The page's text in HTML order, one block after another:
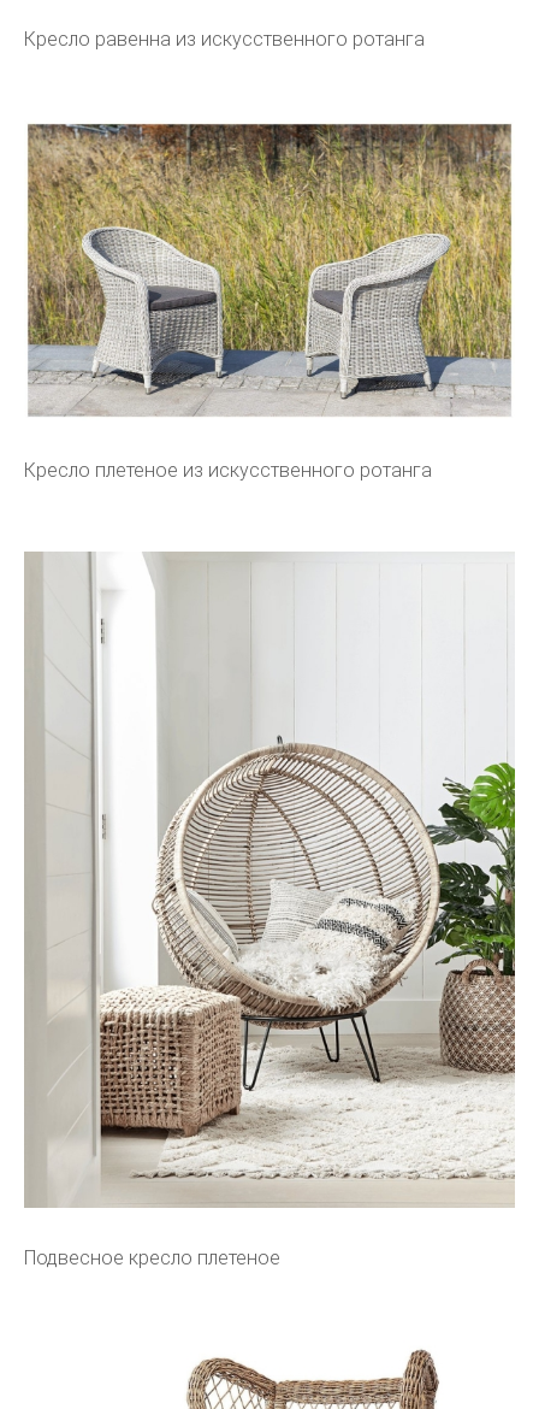
Кресло равенна из искусственного ротанга
Кресло плетеное из искусственного ротанга
Подвесное кресло плетеное